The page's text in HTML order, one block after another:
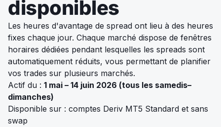
disponibles
Les heures d'avantage de spread ont lieu à des heures
fixes chaque jour. Chaque marché dispose de fenêtres
horaires dédiées pendant lesquelles les spreads sont
automatiquement réduits, vous permettant de planifier
vos trades sur plusieurs marchés.
Actif du : 1 mai – 14 juin 2026 (tous les samedis–
dimanches)
Disponible sur : comptes Deriv MT5 Standard et sans
swap